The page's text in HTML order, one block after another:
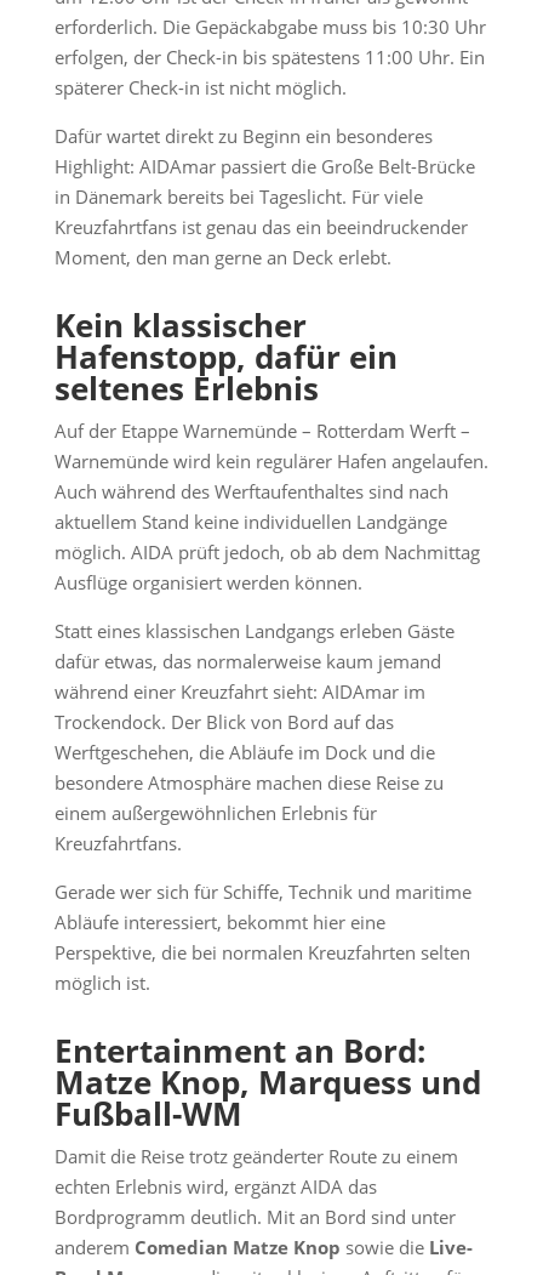
erforderlich. Die Gepäckabgabe muss bis 10:30 Uhr
erfolgen, der Check-in bis spätestens 11:00 Uhr. Ein
späterer Check-in ist nicht möglich.
Dafür wartet direkt zu Beginn ein besonderes
Highlight: AIDAmar passiert die Große Belt-Brücke
in Dänemark bereits bei Tageslicht. Für viele
Kreuzfahrtfans ist genau das ein beeindruckender
Moment, den man gerne an Deck erlebt.
Kein klassischer
Hafenstopp, dafür ein
seltenes Erlebnis
Auf der Etappe Warnemünde – Rotterdam Werft –
Warnemünde wird kein regulärer Hafen angelaufen.
Auch während des Werftaufenthaltes sind nach
aktuellem Stand keine individuellen Landgänge
möglich. AIDA prüft jedoch, ob ab dem Nachmittag
Ausflüge organisiert werden können.
Statt eines klassischen Landgangs erleben Gäste
dafür etwas, das normalerweise kaum jemand
während einer Kreuzfahrt sieht: AIDAmar im
Trockendock. Der Blick von Bord auf das
Werftgeschehen, die Abläufe im Dock und die
besondere Atmosphäre machen diese Reise zu
einem außergewöhnlichen Erlebnis für
Kreuzfahrtfans.
Gerade wer sich für Schiffe, Technik und maritime
Abläufe interessiert, bekommt hier eine
Perspektive, die bei normalen Kreuzfahrten selten
möglich ist.
Entertainment an Bord:
Matze Knop, Marquess und
Fußball-WM
Damit die Reise trotz geänderter Route zu einem
echten Erlebnis wird, ergänzt AIDA das
Bordprogramm deutlich. Mit an Bord sind unter
anderem Comedian Matze Knop sowie die Live-